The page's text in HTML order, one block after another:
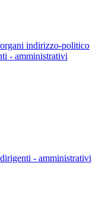
indirizzo-politico
- amministrativi
- amministrativi